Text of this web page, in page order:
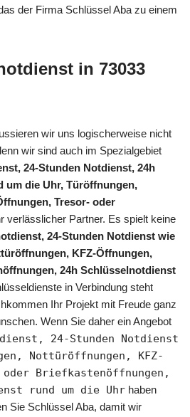
der Firma Schlüssel Aba zu einem
in 73033
wir uns logischerweise nicht
wir sind auch im Spezialgebiet
24-Stunden Notdienst, 24h
um die Uhr, Türöffnungen,
Tresor- oder
verlässlicher Partner. Es spielt keine
24-Stunden Notdienst wie
KFZ-Öffnungen,
24h Schlüsselnotdienst
in Verbindung steht
Ihr Projekt mit Freude ganz
Wenn Sie daher ein Angebot
24-Stunden Notdienst
Nottüröffnungen, KFZ-
Briefkastenöffnungen,
rund um die Uhr haben
Sie Schlüssel Aba, damit wir